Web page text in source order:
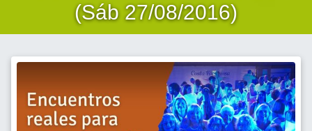
(Sáb 27/08/2016)